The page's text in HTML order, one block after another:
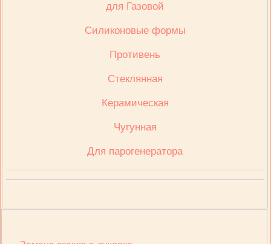
для Газовой
Cиликоновые формы
Противень
Стеклянная
Керамическая
Чугунная
Для парогенератора